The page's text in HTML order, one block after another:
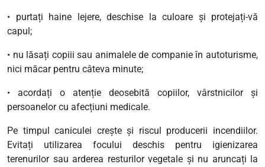
• purtați haine lejere, deschise la culoare și protejați-vă
capul;
• nu lăsați copiii sau animalele de companie în autoturisme,
nici măcar pentru câteva minute;
• acordați o atenție deosebită copiilor, vârstnicilor și
persoanelor cu afecțiuni medicale.
Pe timpul caniculei crește și riscul producerii incendiilor.
Evitați utilizarea focului deschis pentru igienizarea
terenurilor sau arderea resturilor vegetale și nu aruncați la